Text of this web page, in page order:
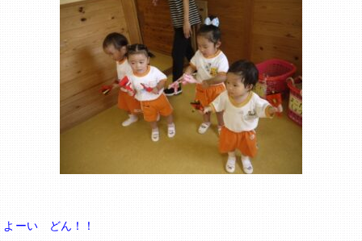
よーい どん！！